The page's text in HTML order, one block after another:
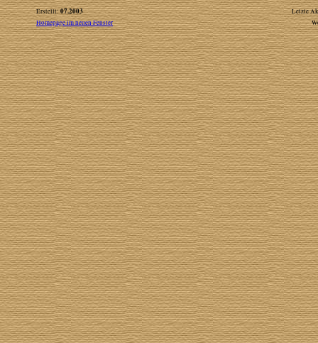
Erstellt:07.2003
Letzte
Homepage im neuen Fenster